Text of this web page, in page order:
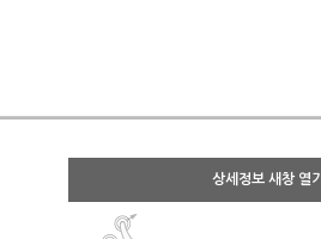
상세정보 새창 열기